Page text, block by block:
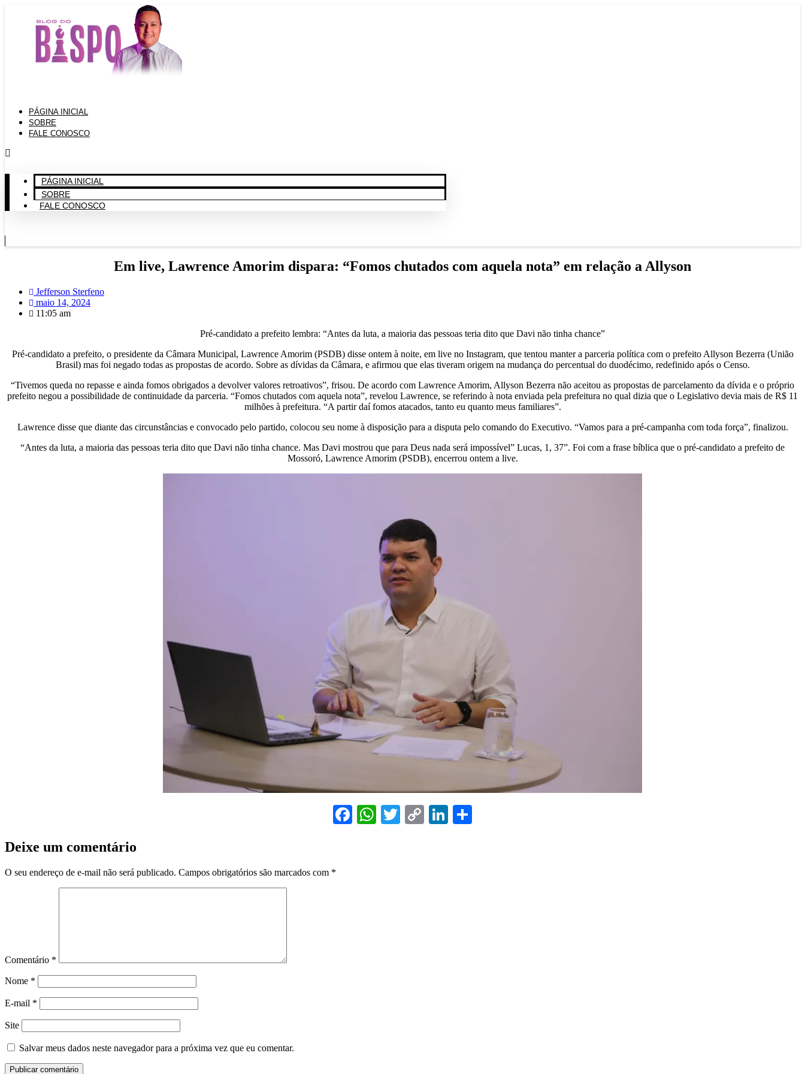
PÁGINA INICIAL
SOBRE
FALE CONOSCO
PÁGINA INICIAL
SOBRE
FALE CONOSCO
Em live, Lawrence Amorim dispara: “Fomos chutados com aquela nota” em relação a Allyson
Jefferson Sterfeno
maio 14, 2024
11:05 am
Pré-candidato a prefeito lembra: “Antes da luta, a maioria das pessoas teria dito que Davi não tinha chance”
Pré-candidato a prefeito, o presidente da Câmara Municipal, Lawrence Amorim (PSDB) disse ontem à noite, em live no Instagram, que tentou manter a parceria política com o prefeito Allyson Bezerra (União
Brasil) mas foi negado todas as propostas de acordo. Sobre as dívidas da Câmara, e afirmou que elas tiveram origem na mudança do percentual do duodécimo, redefinido após o Censo.
“Tivemos queda no repasse e ainda fomos obrigados a devolver valores retroativos”, frisou. De acordo com Lawrence Amorim, Allyson Bezerra não aceitou as propostas de parcelamento da dívida e o próprio
prefeito negou a possibilidade de continuidade da parceria. “Fomos chutados com aquela nota”, revelou Lawrence, se referindo à nota enviada pela prefeitura no qual dizia que o Legislativo devia mais de R$ 11
milhões à prefeitura. “A partir daí fomos atacados, tanto eu quanto meus familiares”.
Lawrence disse que diante das circunstâncias e convocado pelo partido, colocou seu nome à disposição para a disputa pelo comando do Executivo. “Vamos para a pré-campanha com toda força”, finalizou.
“Antes da luta, a maioria das pessoas teria dito que Davi não tinha chance. Mas Davi mostrou que para Deus nada será impossível” Lucas, 1, 37”. Foi com a frase bíblica que o pré-candidato a prefeito de
Mossoró, Lawrence Amorim (PSDB), encerrou ontem a live.
Facebook
WhatsApp
TwitterCopyLinkedIn
Deixe um comentário
O seu endereço de e-mail não será publicado. Campos obrigatórios são marcados com *
Comentário *
Nome *
E-mail *
Site
Salvar meus dados neste navegador para a próxima vez que eu comentar.